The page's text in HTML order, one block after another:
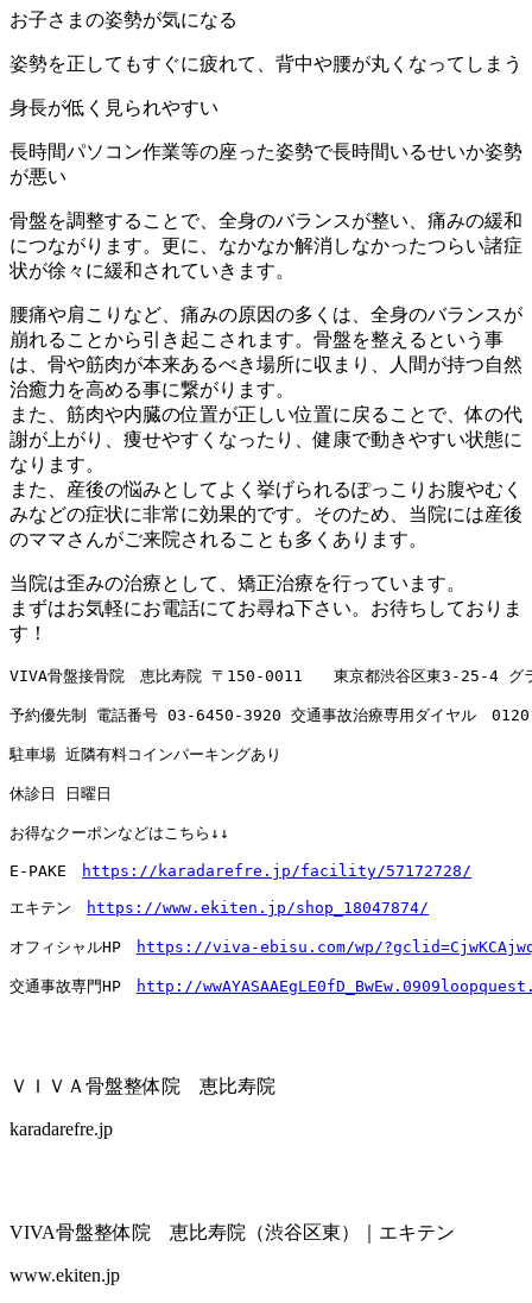
お子さまの姿勢が気になる
姿勢を正してもすぐに疲れて、背中や腰が丸くなってしまう
身長が低く見られやすい
長時間パソコン作業等の座った姿勢で長時間いるせいか姿勢
が悪い
骨盤を調整することで、全身のバランスが整い、痛みの緩和
につながります。更に、なかなか解消しなかったつらい諸症
状が徐々に緩和されていきます。
腰痛や肩こりなど、痛みの原因の多くは、全身のバランスが
崩れることから引き起こされます。骨盤を整えるという事
は、骨や筋肉が本来あるべき場所に収まり、人間が持つ自然
治癒力を高める事に繋がります。
また、筋肉や内臓の位置が正しい位置に戻ることで、体の代
謝が上がり、痩せやすくなったり、健康で動きやすい状態に
なります。
また、産後の悩みとしてよく挙げられるぽっこりお腹やむく
みなどの症状に非常に効果的です。そのため、当院には産後
のママさんがご来院されることも多くあります。
当院は歪みの治療として、矯正治療を行っています。
まずはお気軽にお電話にてお尋ね下さい。お待ちしておりま
す！
VIVA骨盤接骨院　恵比寿院 〒150-0011　　東京都渋谷区東3-25-4 グ
予約優先制 電話番号 03-6450-3920 交通事故治療専用ダイヤル
駐車場 近隣有料コインパーキングあり
休診日 日曜日
お得なクーポンなどはこちら↓↓
E-PAKE https://karadarefre.jp/facility/57172728/
エキテン https://www.ekiten.jp/shop_18047874/
オフィシャルHP https://viva-ebisu.com/wp/
交通事故専門HP http://
ＶＩＶＡ骨盤整体院 恵比寿院
karadarefre.jp
VIVA骨盤整体院 恵比寿院（渋谷区東）｜エキテン
www.ekiten.jp